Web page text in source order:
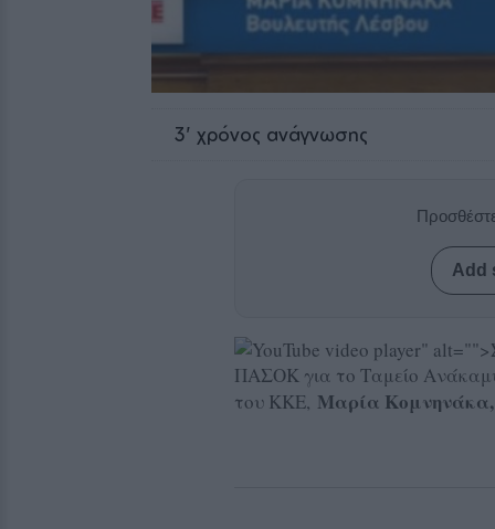
3' χρόνος ανάγνωσης
Add
"
ΠΑΣΟΚ για το Ταμείο
του ΚΚΕ, Μαρία Κομνηνάκα,